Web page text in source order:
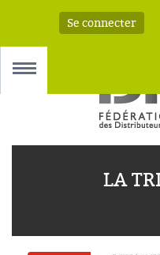
Se connecter
AAA
LA